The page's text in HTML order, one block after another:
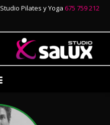
Studio Pilates y Yoga 675 759 212